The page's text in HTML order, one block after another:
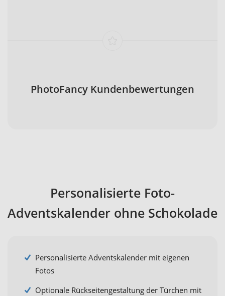
PhotoFancy Kundenbewertungen
Personalisierte Foto-
Adventskalender ohne Schokolade
Personalisierte Adventskalender mit eigenen
Fotos
Optionale Rückseitengestaltung der Türchen mit